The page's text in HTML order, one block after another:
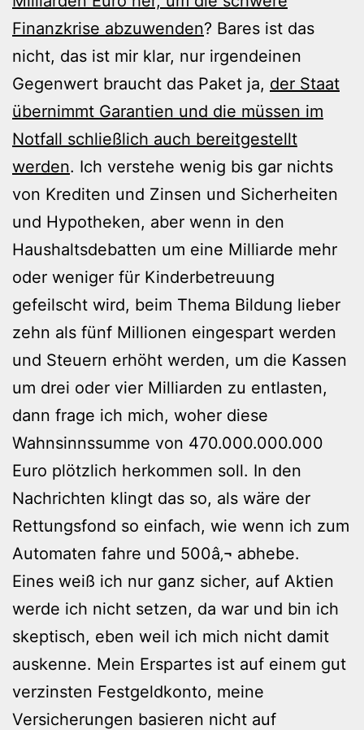
Finanzkrise abzuwenden? Bares ist das
nicht, das ist mir klar, nur irgendeinen
Gegenwert braucht das Paket ja, der Staat
übernimmt Garantien und die müssen im
Notfall schließlich auch bereitgestellt
werden. Ich verstehe wenig bis gar nichts
von Krediten und Zinsen und Sicherheiten
und Hypotheken, aber wenn in den
Haushaltsdebatten um eine Milliarde mehr
oder weniger für Kinderbetreuung
gefeilscht wird, beim Thema Bildung lieber
zehn als fünf Millionen eingespart werden
und Steuern erhöht werden, um die Kassen
um drei oder vier Milliarden zu entlasten,
dann frage ich mich, woher diese
Wahnsinnssumme von 470.000.000.000
Euro plötzlich herkommen soll. In den
Nachrichten klingt das so, als wäre der
Rettungsfond so einfach, wie wenn ich zum
Automaten fahre und 500â‚¬ abhebe.
Eines weiß ich nur ganz sicher, auf Aktien
werde ich nicht setzen, da war und bin ich
skeptisch, eben weil ich mich nicht damit
auskenne. Mein Erspartes ist auf einem gut
verzinsten Festgeldkonto, meine
Versicherungen basieren nicht auf